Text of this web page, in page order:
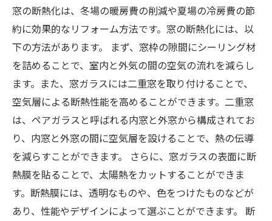
窓の断熱化は、冬場の暖房費の削減や夏場の冷房費の節
約に効果的なリフォーム方法です。窓の断熱化には、以
下の方法があります。 まず、窓枠の隙間にシーリング材
を詰めることで、室内と外気の間の空気の流れを減らし
ます。また、窓ガラスには二重窓を取り付けることで、
空気層による断熱性能を高めることができます。二重窓
は、ペアガラスと呼ばれる内窓と外窓から構成されてお
り、内窓と外窓の間に空気層を設けることで、熱の伝導
を減らすことができます。 さらに、窓ガラスの表面に断
熱膜を貼ることで、太陽熱をカットすることができま
す。断熱膜には、透明なものや、色をつけたものなどが
あり、性能やデザインによって選ぶことができます。 断